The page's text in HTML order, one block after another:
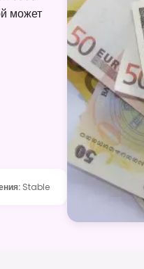
может
: Stable